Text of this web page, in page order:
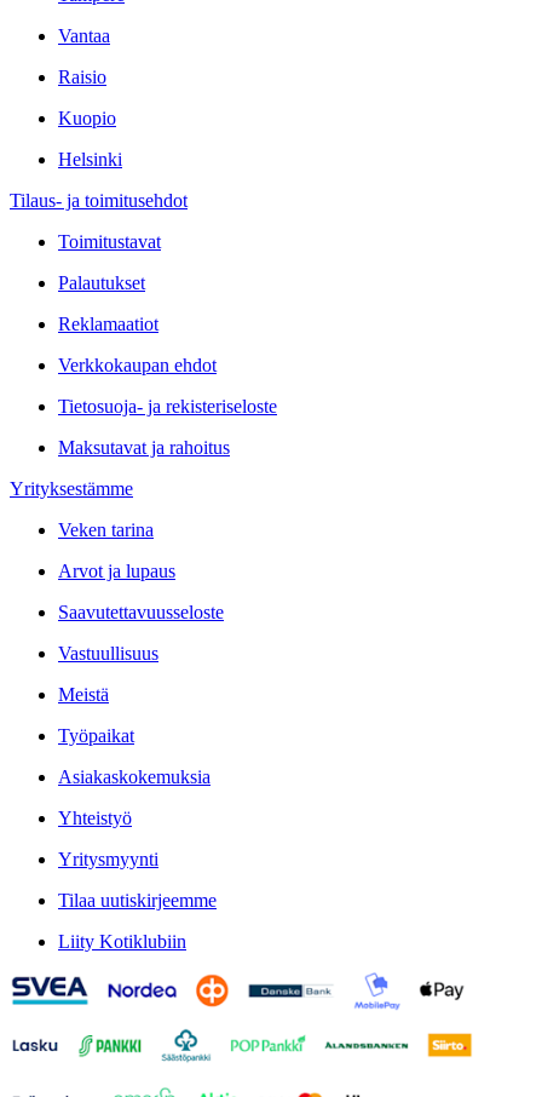
Vantaa
Raisio
Kuopio
Helsinki
Tilaus- ja toimitusehdot
Toimitustavat
Palautukset
Reklamaatiot
Verkkokaupan ehdot
Tietosuoja- ja rekisteriseloste
Maksutavat ja rahoitus
Yrityksestämme
Veken tarina
Arvot ja lupaus
Saavutettavuusseloste
Vastuullisuus
Meistä
Työpaikat
Asiakaskokemuksia
Yhteistyö
Yritysmyynti
Tilaa uutiskirjeemme
Liity Kotiklubiin